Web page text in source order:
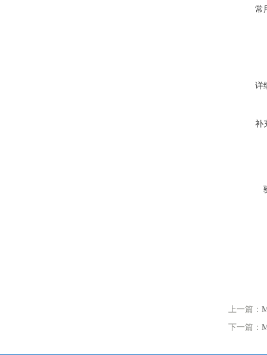
常
详
补
上一篇：
下一篇：